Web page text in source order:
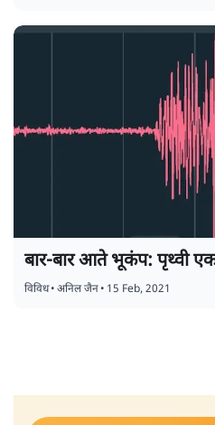
बार-बार आते भूकंप: पृथ्वी
विविध•अनिल जैन• 15 Feb, 2021